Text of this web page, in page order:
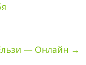
— Онлайн →